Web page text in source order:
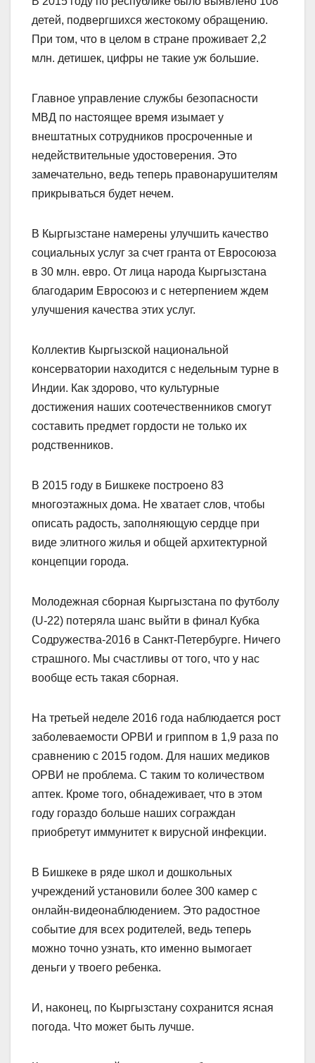
детей, подвергшихся жестокому обращению.
При том, что в целом в стране проживает 2,2
млн. детишек, цифры не такие уж большие.
Главное управление службы безопасности
МВД по настоящее время изымает у
внештатных сотрудников просроченные и
недействительные удостоверения. Это
замечательно, ведь теперь правонарушителям
прикрываться будет нечем.
В Кыргызстане намерены улучшить качество
социальных услуг за счет гранта от Евросоюза
в 30 млн. евро. От лица народа Кыргызстана
благодарим Евросоюз и с нетерпением ждем
улучшения качества этих услуг.
Коллектив Кыргызской национальной
консерватории находится с недельным турне в
Индии. Как здорово, что культурные
достижения наших соотечественников смогут
составить предмет гордости не только их
родственников.
В 2015 году в Бишкеке построено 83
многоэтажных дома. Не хватает слов, чтобы
описать радость, заполняющую сердце при
виде элитного жилья и общей архитектурной
концепции города.
Молодежная сборная Кыргызстана по футболу
(U-22) потеряла шанс выйти в финал Кубка
Содружества-2016 в Санкт-Петербурге. Ничего
страшного. Мы счастливы от того, что у нас
вообще есть такая сборная.
На третьей неделе 2016 года наблюдается рост
заболеваемости ОРВИ и гриппом в 1,9 раза по
сравнению с 2015 годом. Для наших медиков
ОРВИ не проблема. С таким то количеством
аптек. Кроме того, обнадеживает, что в этом
году гораздо больше наших сограждан
приобретут иммунитет к вирусной инфекции.
В Бишкеке в ряде школ и дошкольных
учреждений установили более 300 камер с
онлайн-видеонаблюдением. Это радостное
событие для всех родителей, ведь теперь
можно точно узнать, кто именно вымогает
деньги у твоего ребенка.
И, наконец, по Кыргызстану сохранится ясная
погода. Что может быть лучше.